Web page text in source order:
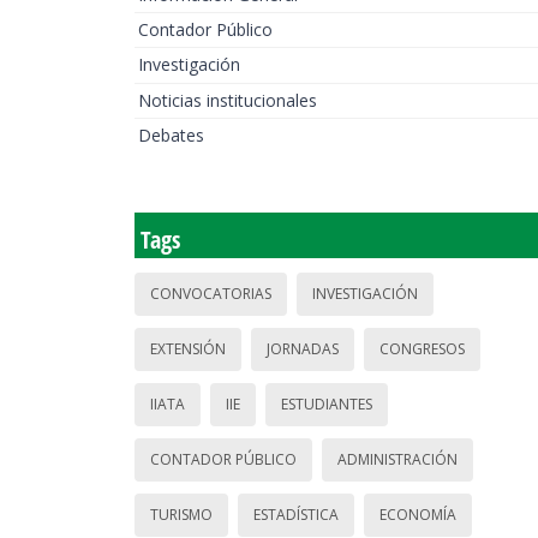
Contador Público
Investigación
Noticias institucionales
Debates
Tags
CONVOCATORIAS INVESTIGACIÓN
EXTENSIÓN JORNADAS CONGRESOS
IIATA IIE ESTUDIANTES
CONTADOR PÚBLICO ADMINISTRACIÓN
TURISMO ESTADÍSTICA ECONOMÍA